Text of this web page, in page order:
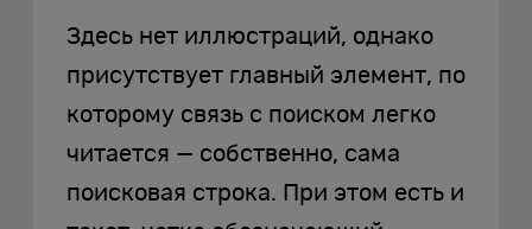
Здесь нет иллюстраций, однако
присутствует главный элемент, по
которому связь с поиском легко
читается — собственно, сама
поисковая строка. При этом есть и